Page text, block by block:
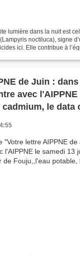
lumière dans la nuit est
noctiluca), signe
ici. Elle contribue à
de Juin :
avec
cadmium, le data